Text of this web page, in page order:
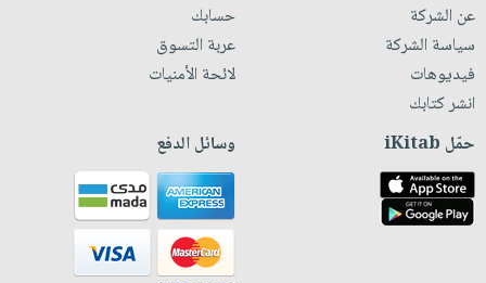
عن الشركة
سياسة الشركة
فيديوهات
انشر كتابك
حسابك
عربة التسوق
لائحة الأمنيات
حمّل iKitab وسائل الدفع